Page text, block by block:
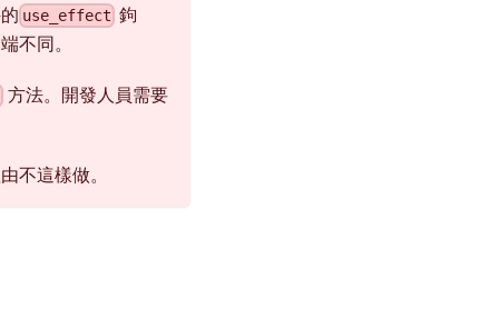
use_effect 鉤
不同。
方法。開發人員需要
不這樣做。